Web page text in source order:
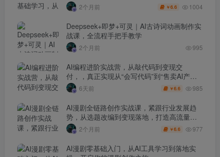
2个月前 ￥6.6 1004
Deepseek+即梦+可灵｜AI古诗词动画制作实
战课，全流程手把手教学
2个月前 995
AI编程进阶实战营，从敲代码到变现交
付，，真正实现从“会写代码”到“售卖AI产品
盈利”的跨越
6天前 ￥6.6 985
AI漫剧全链路创作实战课，紧跟行业发展趋
势，从选题改编到变现落地，打造高流量优
质作品2个月前 ￥6.6 977
AI漫剧零基础入门，从AI工具学习到落地实